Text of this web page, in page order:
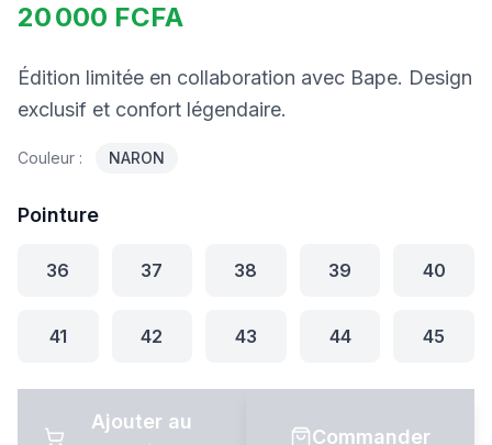
20 000 FCFA
Édition limitée en collaboration avec Bape. Design
exclusif et confort légendaire.
Couleur : NARON
Pointure
36 37 38 39 40
41 42 43 44 45
Ajouter au
Commander